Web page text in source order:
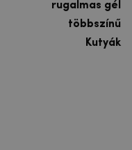
rugalmas gél
többszínű
Kutyák